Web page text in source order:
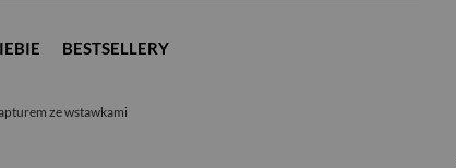
BESTSELLERY
ze wstawkami